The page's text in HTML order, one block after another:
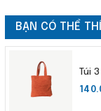
BẠN CÓ THỂ
Túi